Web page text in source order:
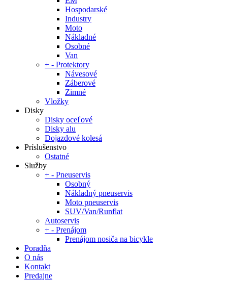
Hospodarské
Industry
Moto
Nákladné
Osobné
Van
+ - Protektory
Návesové
Záberové
Zimné
Vložky
Disky
Disky oceľové
Disky alu
Dojazdové kolesá
Príslušenstvo
Ostatné
Služby
+ - Pneuservis
Osobný
Nákladný pneuservis
Moto pneuservis
SUV/Van/Runflat
Autoservis
+ - Prenájom
Prenájom nosiča na bicykle
Poradňa
O nás
Kontakt
Predajne